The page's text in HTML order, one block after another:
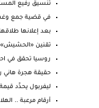
تنسيق رفيع
في قضية جمع وغسل أموال
بعد إعلانها
تقنين «الحشيش»
روسيا تحقق في
حقيقة هجرة هاني
ليفربول يحدِّد
أرقام مرعبة ..